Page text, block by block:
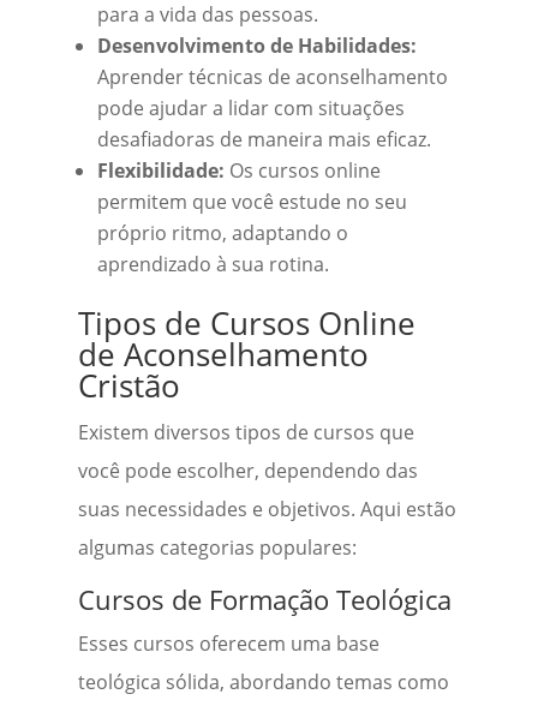
para a vida das pessoas.
Desenvolvimento de Habilidades:
Aprender técnicas de aconselhamento
pode ajudar a lidar com situações
desafiadoras de maneira mais eficaz.
Flexibilidade: Os cursos online
permitem que você estude no seu
próprio ritmo, adaptando o
aprendizado à sua rotina.
Tipos de Cursos Online
de Aconselhamento
Cristão
Existem diversos tipos de cursos que
você pode escolher, dependendo das
suas necessidades e objetivos. Aqui estão
algumas categorias populares:
Cursos de Formação Teológica
Esses cursos oferecem uma base
teológica sólida, abordando temas como